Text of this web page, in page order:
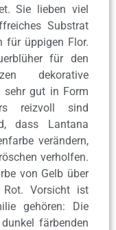
Sie lieben viel
Substrat
für üppigen Flor.
für den
dekorative
sehr gut in Form
reizvoll sind
dass Lantana
verändern,
verholfen.
von Gelb über
Vorsicht ist
gehören: Die
färbenden